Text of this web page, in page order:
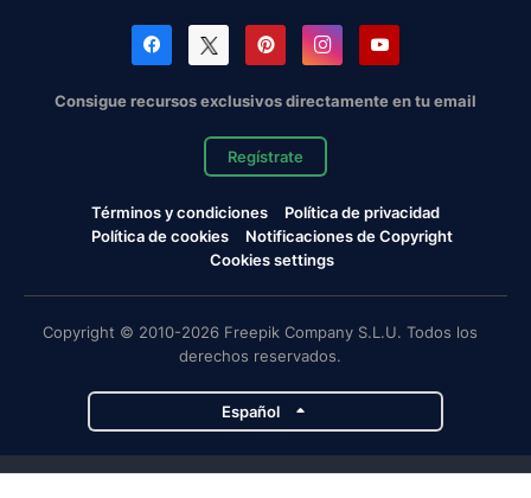
Consigue recursos exclusivos directamente en tu email
Regístrate
Términos y condiciones
Política de privacidad
Política de cookies
Notificaciones de Copyright
Cookies settings
Copyright © 2010-2026 Freepik Company S.L.U. Todos los
derechos reservados.
Español